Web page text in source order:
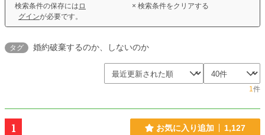
検索条件の保存には ロ
グインが必要です。
× 検索条件をクリアする
タグ 婚約破棄するのか、しないのか
1件
1 お気に入り追加 1,127